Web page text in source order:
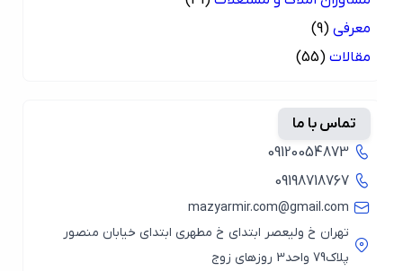
معرفی (9)
مقالات (55)
تماس با ما
09120054873
09198718767
mazyarmir.com@gmail.com
تهران خ ولیعصر ابتدای خ مطهری ابتدای خیابان منصور
پلاک79 واحد3 روزهای زوج